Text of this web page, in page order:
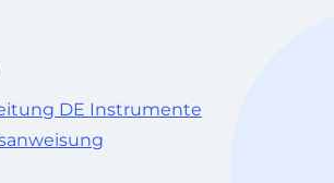
DE Instrumente